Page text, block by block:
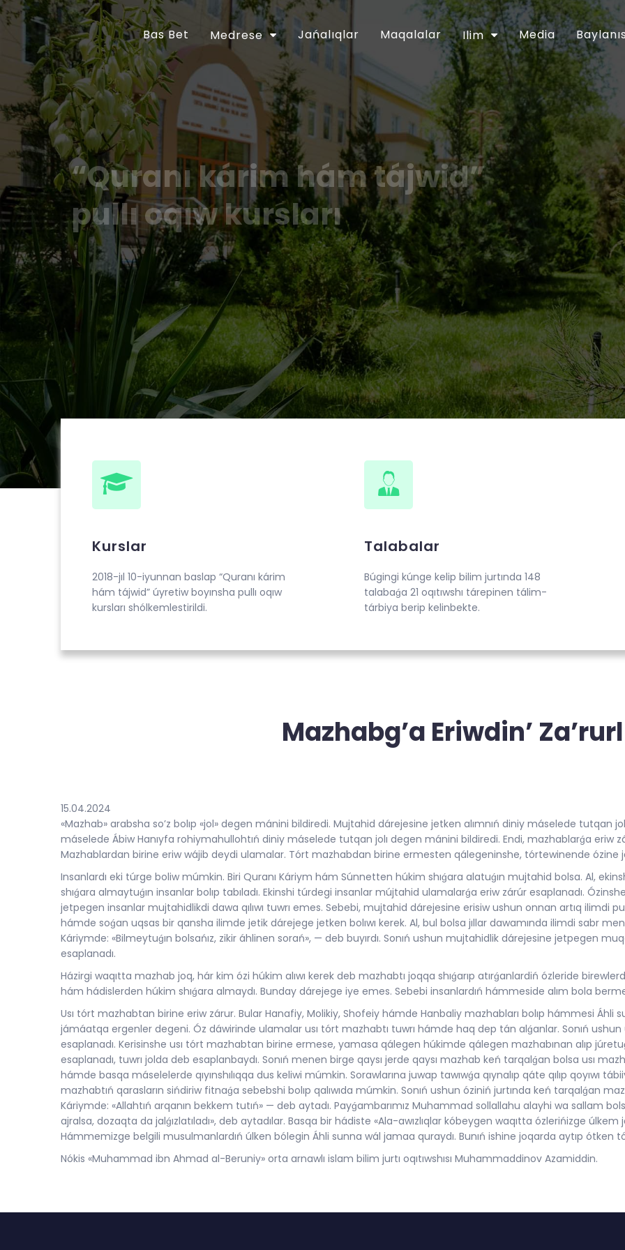
Bas Bet Medrese Jańalıqlar Maqalalar Ilim Media
“Quranı kárim hám tájwid”
pullı oqıw kursları
Ózbekstan Respublikası Prezidentiniń “Diniy-aǵartıwshılıq tarawınıń jumısın túpkilikli
jetilistiriw ilajları haqqında”ǵı 2018-jıl 16-apreldegi PP-5416-sanlı Pármanı menen
tastıyıqlanǵan ilajlar Baǵdarlamasınıń 6-bántinde belgilengen wazıypalardıń
orınlanıwın támiyinlew maqsetinde Ózbekstan musılmanları mákemesiniń 2018-jıl
30-apreldegi 01A/056-sanlı buyrıǵı tastıyıqlanǵan. Usı múnásibet penen
Muhammad ibn Ahmad al-Beruniy medresesinde 2018-jıl 10-iyunnan baslap
“Quranı kárim hám tájwid” úyretiw boyınsha pullı oqıw kursları shólkemlestirildi.
Kurslar
2018-jıl 10-iyunnan baslap “Quranı kárim
hám tájwid” úyretiw boyınsha pullı oqıw
kursları shólkemlestirildi.
Talabalar
Búgingi kúnge kelip bilim jurtında 148
talabaǵa 21 oqıtıwshı tárepinen tálim-
tárbiya berip kelinbekte.
Mazhabg’a Eriwdin’
15.04.2024
«Mazhab» arabsha so’z bolıp «jol» degen mánini bildiredi. Mujtahid dárejesine jetken alımnıń diniy máselede tutqan
máselede Ábiw Hanıyfa rohiymahullohtıń diniy máselede tutqan jolı degen mánini bildiredi. Endi, mazhablarǵa eriw
Mazhablardan birine eriw wájib deydi ulamalar. Tórt mazhabdan birine ermesten qálegeninshe, tórtewinende ózine
Insanlardı eki túrge boliw múmkin. Biri Quranı Káriym hám Súnnetten húkim shıǵara alatuǵın mujtahid bolsa. Al,
shıǵara almaytuǵın insanlar bolıp tabıladı. Ekinshi túrdegi insanlar mújtahid ulamalarǵa eriw zárúr esaplanadı.
jetpegen insanlar mujtahidlikdi dawa qılıwı tuwrı emes. Sebebi, mujtahid dárejesine erisiw ushun onnan artıq ilimdi
hámde soǵan uqsas bir qansha ilimde jetik dárejege jetken bolıwı kerek. Al, bul bolsa jıllar dawamında ilimdi sabr
Káriymde: «Bilmeytuǵın bolsańız, zikir áhlinen sorań», — deb buyırdı. Sonıń ushun mujtahidlik dárejesine jetpegen
esaplanadı.
Házirgi waqıtta mazhab joq, hár kim ózi húkim alıwı kerek deb mazhabtı joqqa shıǵarıp atırǵanlardiń ózleride
hám hádislerden húkim shıǵara almaydı. Bunday dárejege iye emes. Sebebi insanlardıń hámmeside alım bola
Usı tórt mazhabtan birine eriw zárur. Bular Hanafiy, Molikiy, Shofeiy hámde Hanbaliy mazhabları bolıp hámmesi Áhli
jámáatqa ergenler degeni. Óz dáwirinde ulamalar usı tórt mazhabtı tuwrı hámde haq dep tán alǵanlar. Sonıń
esaplanadı. Kerisinshe usı tórt mazhabtan birine ermese, yamasa qálegen húkimde qálegen mazhabınan alıp
esaplanadı, tuwrı jolda deb esaplanbaydı. Sonıń menen birge qaysı jerde qaysı mazhab keń tarqalǵan bolsa usı
hámde basqa máselelerde qıyınshılıqqa dus keliwi múmkin. Sorawlarına juwap tawıwǵa qıynalıp qáte qılıp qoyıwı
mazhabtıń qarasların sińdiriw fitnaǵa sebebshi bolıp qalıwıda múmkin. Sonıń ushun óziniń jurtında keń tarqalǵan
Káriymde: «Allahtıń arqanın bekkem tutıń» — deb aytadı. Payǵambarımız Muhammad sollallahu alayhi wa sallam
ajralsa, dozaqta da jalǵızlatıladı», deb aytadılar. Basqa bir hádiste «Ala-awızlıqlar kóbeygen waqıtta ózlerińizge
Hámmemizge belgili musulmanlardıń úlken bólegin Áhli sunna wál jamaa quraydı. Bunıń ishine joqarda aytıp ótken
Nókis «Muhammad ibn Ahmad al-Beruniy» orta arnawlı islam bilim jurtı oqıtıwshısı Muhammaddinov Azamiddin.